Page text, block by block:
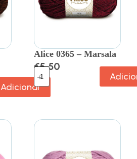
Adicionar
Alice 0365 – Marsala
€5.50